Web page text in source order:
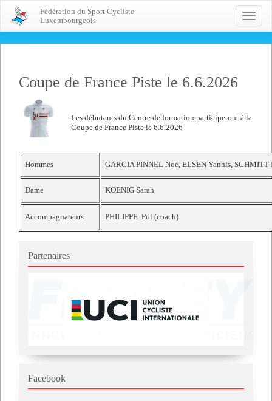
Toggle
Fédération du Sport Cycliste
Luxembourgeois
Coupe de France Piste le 6.6.2026
Les débutants du Centre de formation participeront à la
Coupe de France Piste le 6.6.2026
Hommes GARCIA PINNEL Noé, ELSEN Yannis,
Dame KOENIG Sarah
Accompagnateurs PHILIPPE Pol (coach)
Partenaires
Facebook